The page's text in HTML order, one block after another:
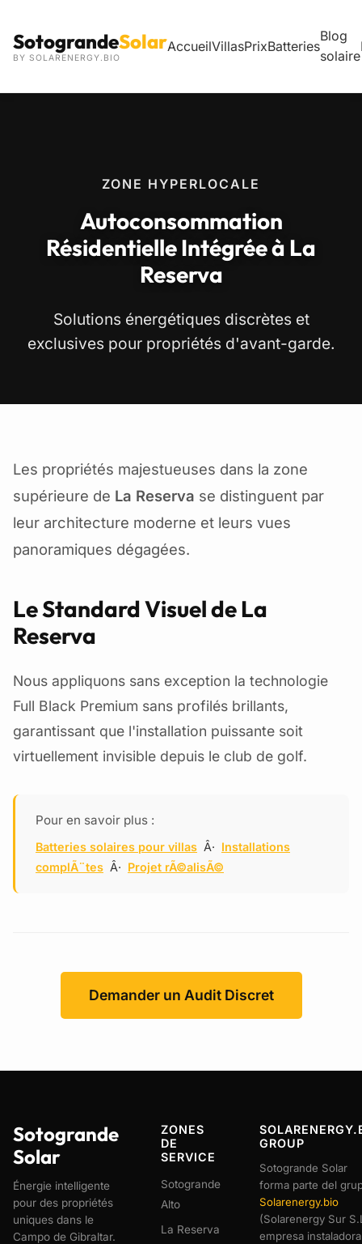
SotograndeSolar
BY SOLARENERGY.BIO
AccueilVillasPrixBatteries
Blog
solaire
ZONE HYPERLOCALE
Autoconsommation
Résidentielle Intégrée à La
Reserva
Solutions énergétiques discrètes et
exclusives pour propriétés d'avant-garde.
Les propriétés majestueuses dans la zone
supérieure de La Reserva se distinguent par
leur architecture moderne et leurs vues
panoramiques dégagées.
Le Standard Visuel de La
Reserva
Nous appliquons sans exception la technologie
Full Black Premium sans profilés brillants,
garantissant que l'installation puissante soit
virtuellement invisible depuis le club de golf.
Pour en savoir plus :
Batteries solaires pour villas Â· Installations
complÃ¨tes Â· Projet rÃ©alisÃ©
Demander un Audit Discret
Sotogrande
Solar
Énergie intelligente
pour des propriétés
uniques dans le
Campo de Gibraltar.
ZONES
DE
SERVICE
Sotogrande
Alto
La Reserva
GROUP
Sotogrande Solar
forma parte del
Solarenergy.bio
(Solarenergy Sur
empresa instaladora